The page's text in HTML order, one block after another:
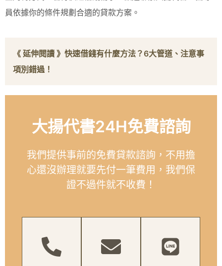
員依據你的條件規劃合適的貸款方案。
《 延伸閱讀 》 快速借錢有什麼方法？6大管道、注意事
項別錯過！
大揚代書24H免費諮詢
我們提供事前的免費貸款諮詢，不用擔
心還沒辦理就要先付一筆費用，我們保
證不過件就不收費！